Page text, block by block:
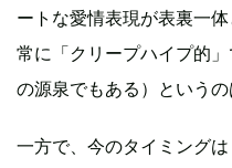
ートな愛情表現が表裏一
常に「クリープハイプ的
の源泉でもある）というの
一方で、今のタイミング